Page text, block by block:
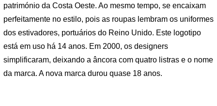
património da Costa Oeste. Ao mesmo tempo, se encaixam
perfeitamente no estilo, pois as roupas lembram os uniformes
dos estivadores, portuários do Reino Unido. Este logotipo
está em uso há 14 anos. Em 2000, os designers
simplificaram, deixando a âncora com quatro listras e o nome
da marca. A nova marca durou quase 18 anos.